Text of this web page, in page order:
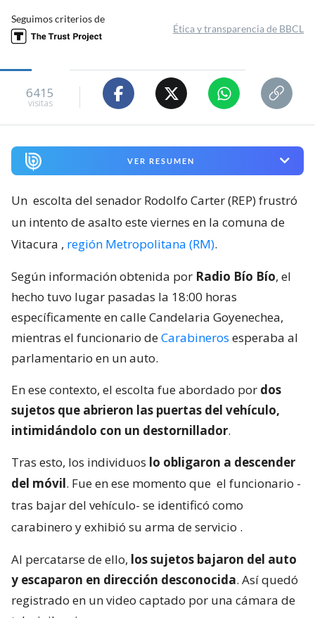
Seguimos criterios de
Ética y transparencia de BBCL
6415
visitas
VER RESUMEN
Un escolta del senador Rodolfo Carter (REP) frustró
un intento de asalto este viernes en la comuna de
Vitacura , región Metropolitana (RM).
Según información obtenida por Radio Bío Bío, el
hecho tuvo lugar pasadas la 18:00 horas
específicamente en calle Candelaria Goyenechea,
mientras el funcionario deCarabineros esperaba al
parlamentario en un auto.
En ese contexto, el escolta fue abordado por dos
sujetos que abrieron las puertas del vehículo,
intimidándolo con un destornillador.
Tras esto, los individuos lo obligaron a descender
del móvil. Fue en ese momento que el funcionario -
tras bajar del vehículo- se identificó como
carabinero y exhibió su arma de servicio .
Al percatarse de ello, los sujetos bajaron del auto
y escaparon en dirección desconocida. Así quedó
registrado en un video captado por una cámara de